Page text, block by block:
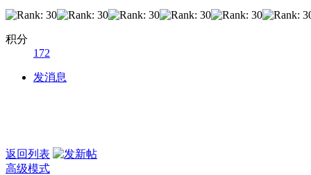
积分
172
发消息
返回列表
高级模式